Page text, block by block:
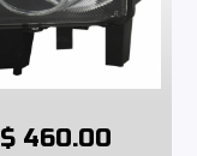
$ 460.00